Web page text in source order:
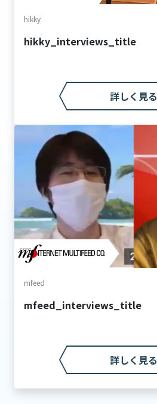
hikky
hikky_interviews_title
詳しく見る
mfeed
mfeed_interviews_title
詳しく見る